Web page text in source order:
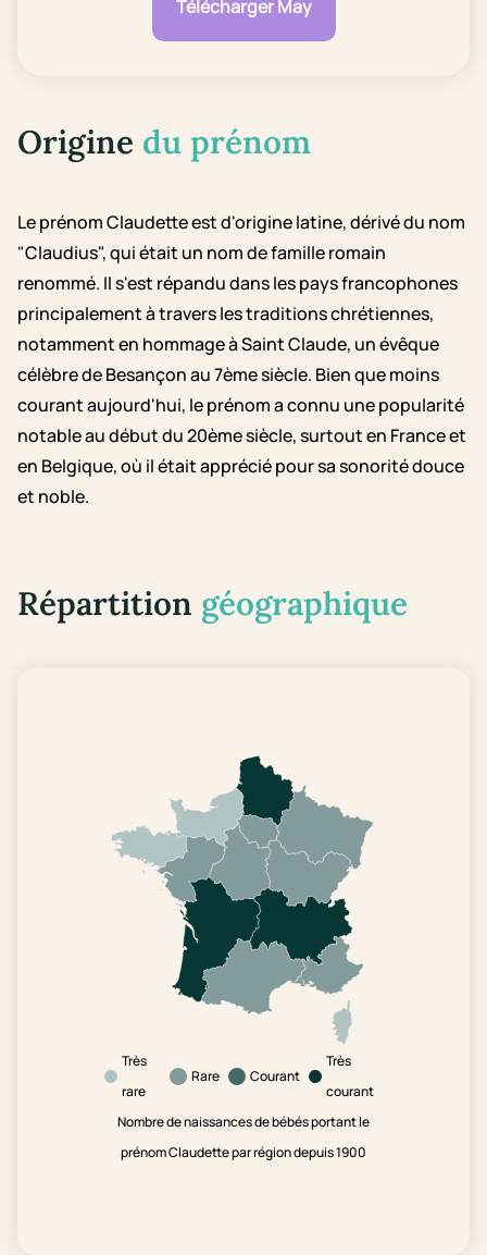
Télécharger May
Origine du prénom
Le prénom Claudette est d'origine latine, dérivé du nom
"Claudius", qui était un nom de famille romain
renommé. Il s'est répandu dans les pays francophones
principalement à travers les traditions chrétiennes,
notamment en hommage à Saint Claude, un évêque
célèbre de Besançon au 7ème siècle. Bien que moins
courant aujourd'hui, le prénom a connu une popularité
notable au début du 20ème siècle, surtout en France et
en Belgique, où il était apprécié pour sa sonorité douce
et noble.
Répartition géographique
Très
rare
Rare Courant
Très
courant
Nombre de naissances de bébés portant le
prénom Claudette par région depuis 1900